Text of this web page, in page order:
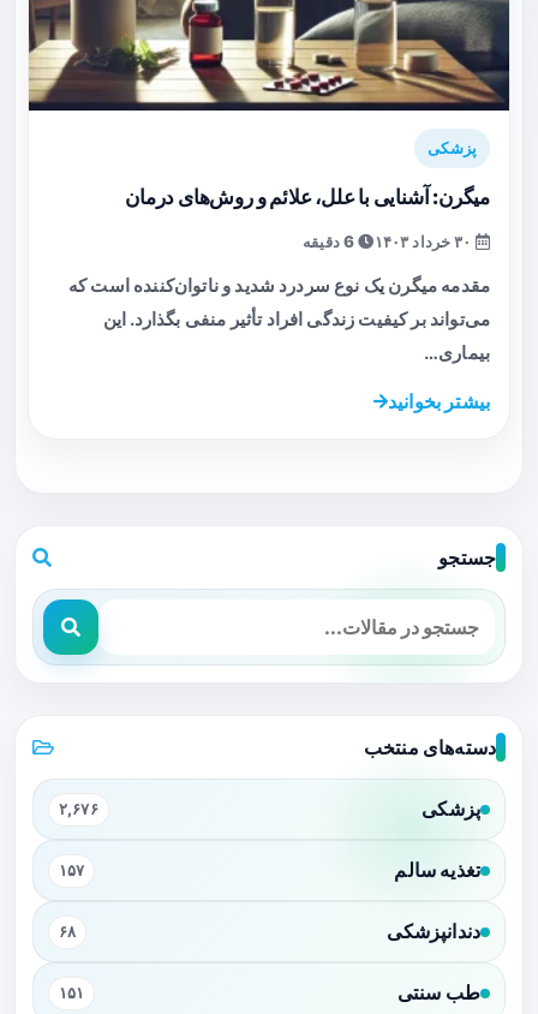
پزشکی
میگرن: آشنایی با علل، علائم و روش‌های درمان
6 دقیقه
مقدمه میگرن یک نوع سردرد شدید و ناتوان‌کننده است که
می‌تواند بر کیفیت زندگی افراد تأثیر منفی بگذارد. این
بیماری…
بیشتر بخوانید
جستجو
دسته‌های منتخب
پزشکی ۲,۶۷۶
تغذیه سالم ۱۵۷
دندانپزشکی ۶۸
طب سنتی ۱۵۱